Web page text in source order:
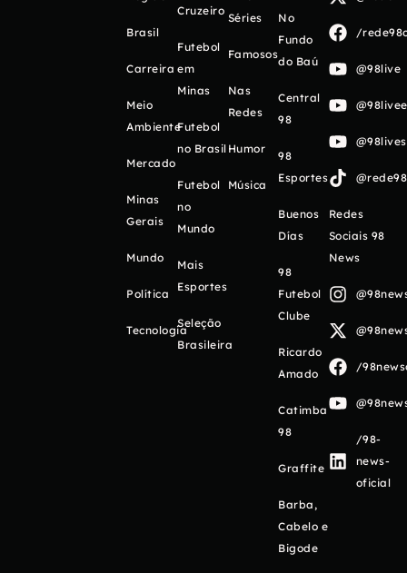
Brasil
Carreira
Meio
Ambiente
Mercado
Minas
Gerais
Mundo
Política
Tecnologia
Cruzeiro
Futebol
em
Minas
Futebol
no Brasil
Futebol
no
Mundo
Mais
Esportes
Seleção
Brasileira
Séries
Famosos
Nas
Redes
Humor
Música
No
Fundo
do Baú
Central
98
98
Esportes
Buenos
Días
98
Futebol
Clube
Ricardo
Amado
Catimba
98
Graffite
Barba,
Cabelo e
Bigode
/
@98live
Redes
Sociais 98
News
/
/98-
news-
oficial